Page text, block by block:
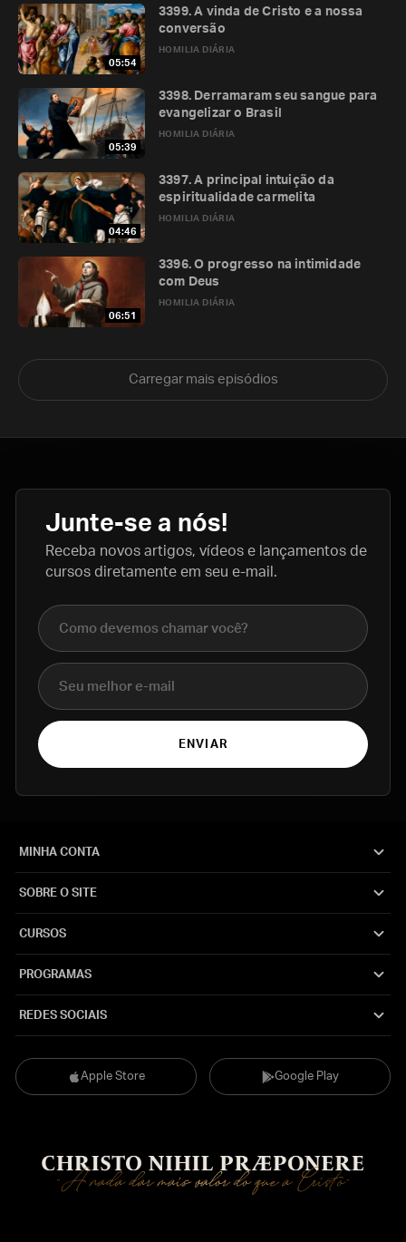
05:54
HOMILIA DIÁRIA
3399. A vinda de Cristo e a nossa
conversão
05:39
HOMILIA DIÁRIA
3398. Derramaram seu sangue para
evangelizar o Brasil
04:46
HOMILIA DIÁRIA
3397. A principal intuição da
espiritualidade carmelita
06:51
HOMILIA DIÁRIA
3396. O progresso na intimidade
com Deus
Carregar mais episódios
Junte-se a nós!
Receba novos artigos, vídeos e lançamentos de
cursos diretamente em seu e-mail.
Nome completo
E-mail
ENVIAR
Apple Store Google Play
MINHA CONTA
SOBRE O SITE
CURSOS
PROGRAMAS
REDES SOCIAIS